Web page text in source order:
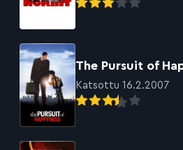
The Pursuit of
Katsottu 16.2.2007